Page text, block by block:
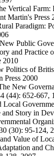
Vertical Farm:
Martin's Press
Paradigm:
Public
and Practice
2010
Politics of
Press 2000
New
(44): 652-667,
Story in
(30): 95-124,
Value of
and